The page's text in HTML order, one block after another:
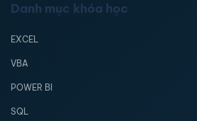
Danh mục khóa học
EXCEL
VBA
POWER BI
SQL